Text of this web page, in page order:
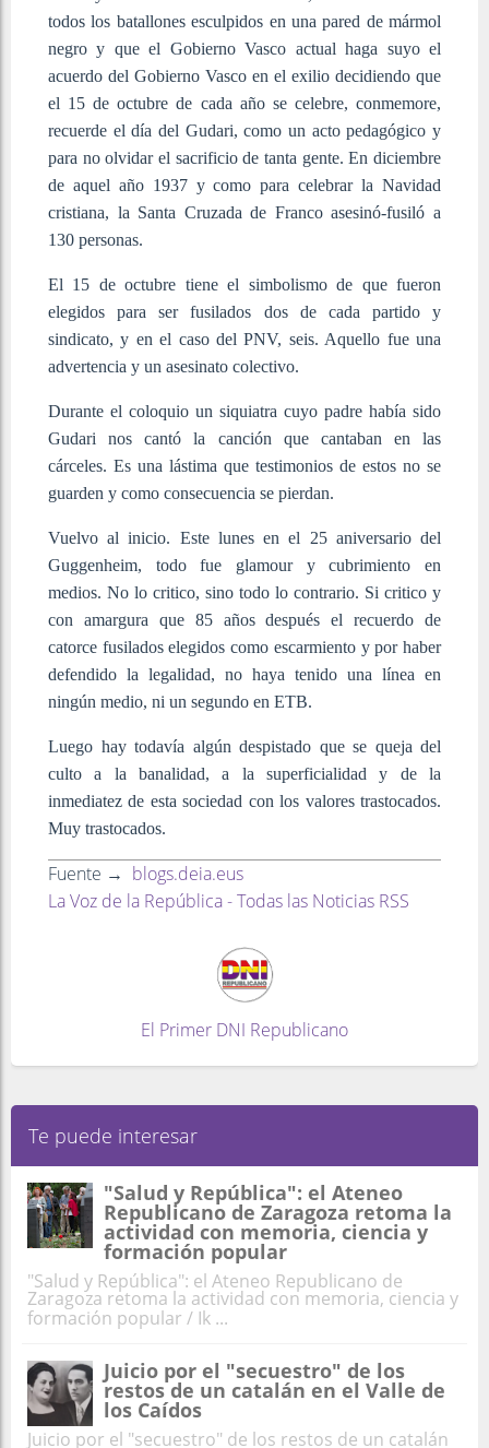
todos los batallones esculpidos en una pared de mármol
negro y que el Gobierno Vasco actual haga suyo el
acuerdo del Gobierno Vasco en el exilio decidiendo que
el 15 de octubre de cada año se celebre, conmemore,
recuerde el día del Gudari, como un acto pedagógico y
para no olvidar el sacrificio de tanta gente. En diciembre
de aquel año 1937 y como para celebrar la Navidad
cristiana, la Santa Cruzada de Franco asesinó-fusiló a
130 personas.
El 15 de octubre tiene el simbolismo de que fueron
elegidos para ser fusilados dos de cada partido y
sindicato, y en el caso del PNV, seis. Aquello fue una
advertencia y un asesinato colectivo.
Durante el coloquio un siquiatra cuyo padre había sido
Gudari nos cantó la canción que cantaban en las
cárceles. Es una lástima que testimonios de estos no se
guarden y como consecuencia se pierdan.
Vuelvo al inicio. Este lunes en el 25 aniversario del
Guggenheim, todo fue glamour y cubrimiento en
medios. No lo critico, sino todo lo contrario. Si critico y
con amargura que 85 años después el recuerdo de
catorce fusilados elegidos como escarmiento y por haber
defendido la legalidad, no haya tenido una línea en
ningún medio, ni un segundo en ETB.
Luego hay todavía algún despistado que se queja del
culto a la banalidad, a la superficialidad y de la
inmediatez de esta sociedad con los valores trastocados.
Muy trastocados.
Fuente → blogs.deia.eus
La Voz de la República - Todas las Noticias RSS
El Primer DNI Republicano
Te puede interesar
"Salud y República": el Ateneo
Republicano de Zaragoza retoma la
actividad con memoria, ciencia y
formación popular
"Salud y República": el Ateneo Republicano de
Zaragoza retoma la actividad con memoria, ciencia y
formación popular / Ik ...
Juicio por el "secuestro" de los
restos de un catalán en el Valle de
los Caídos
Juicio por el "secuestro" de los restos de un catalán